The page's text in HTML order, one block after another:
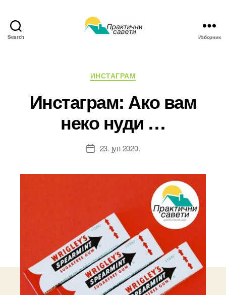
Search Изборник
Категорије
ИНСТАГРАМ
Инстаграм: Ако вам
неко нуди …
Датум23. јун 2020.